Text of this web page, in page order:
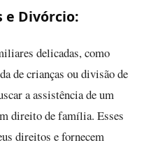
e Divórcio:
delicadas, como
de crianças ou divisão de
a assistência de um
direito de família. Esses
direitos e fornecem